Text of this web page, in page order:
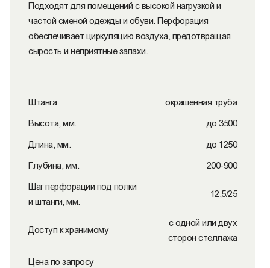
Подходят для помещений с высокой нагрузкой и
частой сменой одежды и обуви. Перфорация
обеспечивает циркуляцию воздуха, предотвращая
сырость и неприятные запахи.
Штанга окрашенная труба
Высота, мм. до 3500
Длина, мм. до 1250
Глубина, мм. 200-900
Шаг перфорации под полки
и штанги, мм.
12,5/25
Доступ к хранимому
с одной или двух
сторон стеллажа
Цена по запросу